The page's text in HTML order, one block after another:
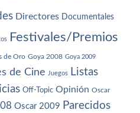
Directores Documentales
Festivales/Premios
de Oro Goya 2008 Goya 2009
de Cine Juegos Listas
Off-Topic Opinión Oscar
Oscar 2009 Parecidos